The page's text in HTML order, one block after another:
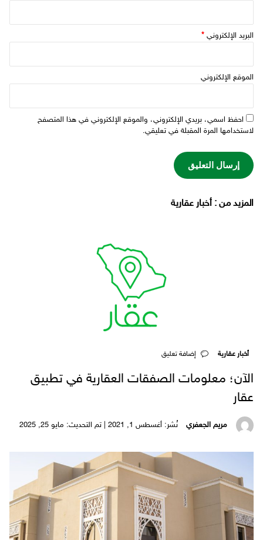
البريد الإلكتروني *
الموقع الإلكتروني
احفظ اسمي، بريدي الإلكتروني، والموقع الإلكتروني في هذا المتصفح
لاستخدامها المرة المقبلة في تعليقي.
‫المزيد من ‬: أخبار عقارية
أخبار عقارية
الآن؛ معلومات الصفقات العقارية في تطبيق
عقار
مريم الجعفري نُشر: أغسطس 1, 2021 | تم التحديث: مايو 25, 2025